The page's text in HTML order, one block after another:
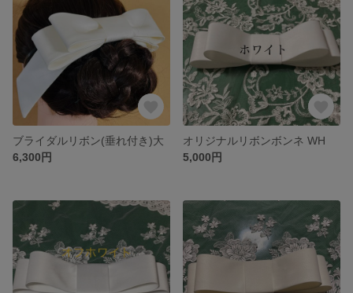
ブライダルリボン(垂れ付き)大
6,300円
オリジナルリボンボンネ WH
5,000円